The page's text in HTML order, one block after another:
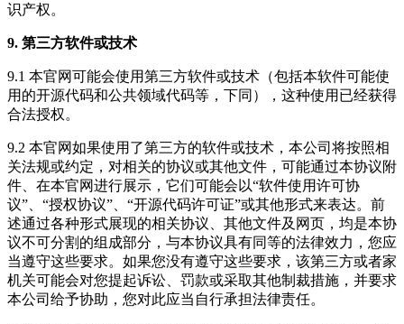
识产权。
9. 第三方软件或技术
9.1 本官网可能会使用第三方软件或技术（包括本软件可能使
用的开源代码和公共领域代码等，下同），这种使用已经获得
合法授权。
9.2 本官网如果使用了第三方的软件或技术，本公司将按照相
关法规或约定，对相关的协议或其他文件，可能通过本协议附
件、在本官网进行展示，它们可能会以“软件使用许可协
议”、“授权协议”、“开源代码许可证”或其他形式来表达。前
述通过各种形式展现的相关协议、其他文件及网页，均是本协
议不可分割的组成部分，与本协议具有同等的法律效力，您应
当遵守这些要求。如果您没有遵守这些要求，该第三方或者家
机关可能会对您提起诉讼、罚款或采取其他制裁措施，并要求
本公司给予协助，您对此应当自行承担法律责任。